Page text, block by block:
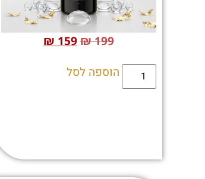
₪199
₪ 159
הוספה לסל